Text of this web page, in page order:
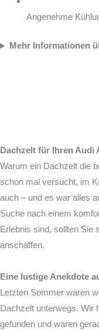
Angenehme
Mehr Informationen
Dachzelt für Ihren Audi
Warum ein Dachzelt die
schon mal versucht, im
auch – und es war alles
Suche nach einem
Erlebnis sind, sollten Sie
anschaffen.
Eine lustige Anekdote
Letzten Sommer waren
Dachzelt unterwegs. Wir
gefunden und waren